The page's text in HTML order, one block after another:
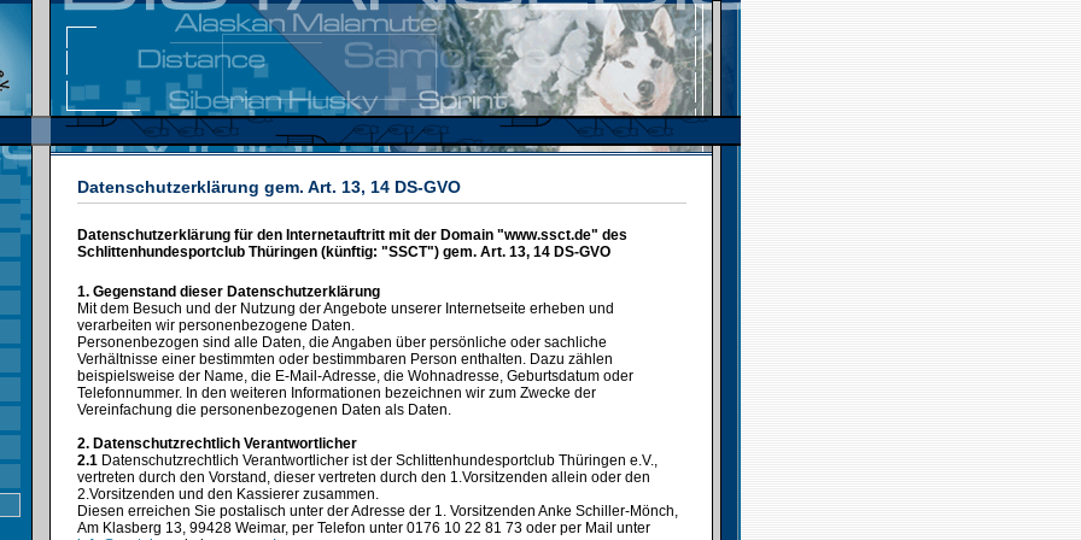
Datenschutzerklärung gem. Art. 13, 14 DS-GVO
Datenschutzerklärung für den Internetauftritt mit der Domain "www.ssct.de" des
Schlittenhundesportclub Thüringen (künftig: "SSCT") gem. Art. 13, 14 DS-GVO
1. Gegenstand dieser Datenschutzerklärung
Mit dem Besuch und der Nutzung der Angebote unserer Internetseite erheben und
verarbeiten wir personenbezogene Daten.
Personenbezogen sind alle Daten, die Angaben über persönliche oder sachliche
Verhältnisse einer bestimmten oder bestimmbaren Person enthalten. Dazu zählen
beispielsweise der Name, die E-Mail-Adresse, die Wohnadresse, Geburtsdatum oder
Telefonnummer. In den weiteren Informationen bezeichnen wir zum Zwecke der
Vereinfachung die personenbezogenen Daten als Daten.
2. Datenschutzrechtlich Verantwortlicher
2.1 Datenschutzrechtlich Verantwortlicher ist der Schlittenhundesportclub Thüringen e.V.,
vertreten durch den Vorstand, dieser vertreten durch den 1.Vorsitzenden allein oder den
2.Vorsitzenden und den Kassierer zusammen.
Diesen erreichen Sie postalisch unter der Adresse der 1. Vorsitzenden Anke Schiller-Mönch,
Am Klasberg 13, 99428 Weimar, per Telefon unter 0176 10 22 81 73 oder per Mail unter